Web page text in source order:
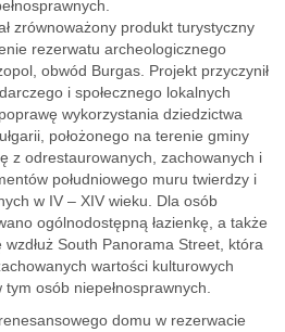
zrównoważony produkt turystyczny
rezerwatu archeologicznego
obwód Burgas. Projekt przyczynił
i społecznego lokalnych
wykorzystania dziedzictwa
położonego na terenie gminy
z odrestaurowanych, zachowanych i
południowego muru twierdzy i
w IV – XIV wieku. Dla osób
ogólnodostępną łazienkę, a także
South Panorama Street, która
wartości kulturowych
osób niepełnosprawnych.
domu w rezerwacie